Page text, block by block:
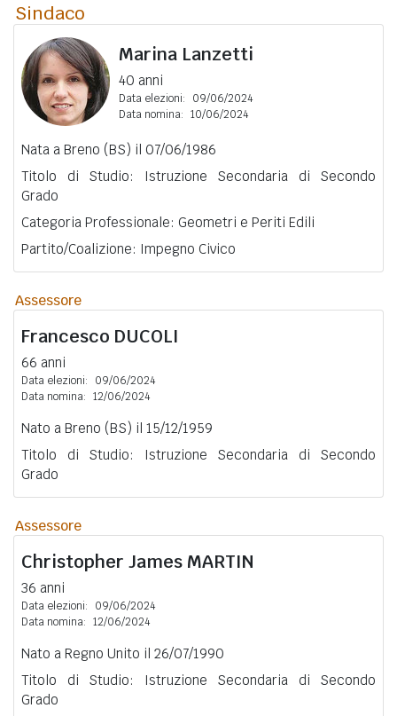
Sindaco
Marina Lanzetti
40 anni
Data elezioni:
09/06/2024
Data nomina: 10/06/2024
Nata a Breno (BS) il 07/06/1986
Titolo di Studio: Istruzione Secondaria di Secondo
Grado
Categoria Professionale: Geometri e Periti Edili
Partito/Coalizione: Impegno Civico
Assessore
Francesco DUCOLI
66 anni
Data elezioni:
09/06/2024
Data nomina: 12/06/2024
Nato a Breno (BS) il 15/12/1959
Titolo di Studio: Istruzione Secondaria di Secondo
Grado
Assessore
Christopher James MARTIN
36 anni
Data elezioni:
09/06/2024
Data nomina: 12/06/2024
Nato a Regno Unito il 26/07/1990
Titolo di Studio: Istruzione Secondaria di Secondo
Grado